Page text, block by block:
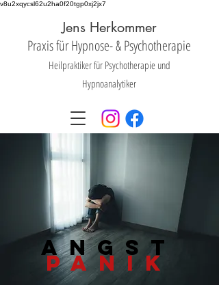
v8u2xqycsl62u2ha0f20tgp0xj2jx7
Jens Herkommer
Praxis für Hypnose- &Psychotherapie
Heilpraktiker für Psychotherapie und
Hypnoanalytiker
Angst
panik